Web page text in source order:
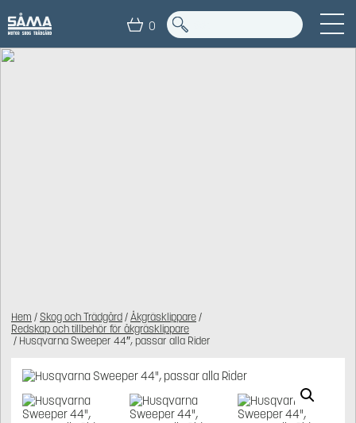
0
Hem / Skog och Trädgård/Åkgräsklippare/
Redskap och tillbehör för åkgräsklippare
/ Husqvarna Sweeper 44″, passar alla Rider